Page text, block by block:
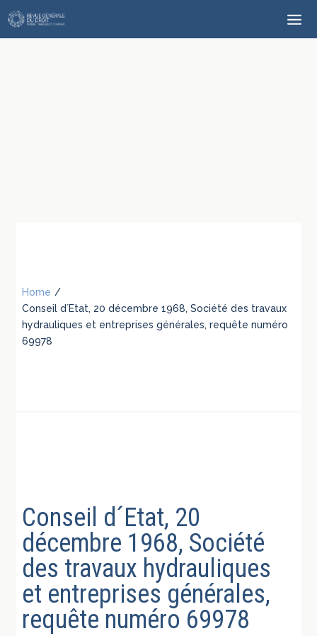
Home /
Conseil d´Etat, 20 décembre 1968, Société des travaux
hydrauliques et entreprises générales, requête numéro
69978
Conseil d´Etat, 20
décembre 1968, Société
des travaux hydrauliques
et entreprises générales,
requête numéro 69978